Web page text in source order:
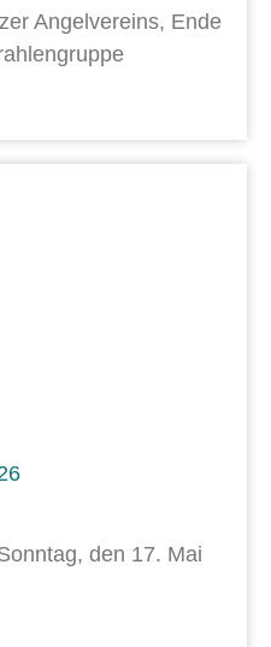
Angelvereins, Ende
den 17. Mai